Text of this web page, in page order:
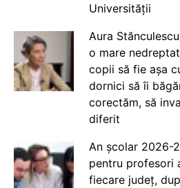
Universității
Aura
o mare
copii să fie așa
dornici să îi
corectăm, să
diferit
An școlar 2026-
pentru profesori
fiecare județ,